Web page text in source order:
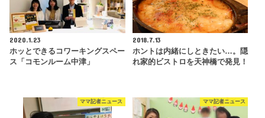
2020.1.23
ホッとできるコワーキングスペー
ス「コモンルーム中津」
2018.7.13
ホントは内緒にしときたい…。隠
れ家的ビストロを天神橋で発見！
ママ記者ニュース ママ記者ニュース